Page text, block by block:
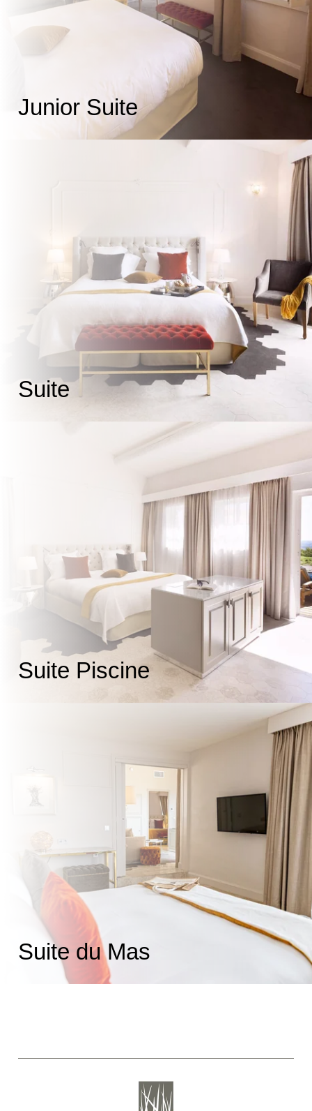
Junior Suite
Suite
Suite Piscine
Suite du Mas